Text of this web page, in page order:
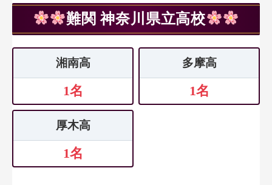
難関 神奈川県立高校
湘南高
1名
多摩高
1名
厚木高
1名